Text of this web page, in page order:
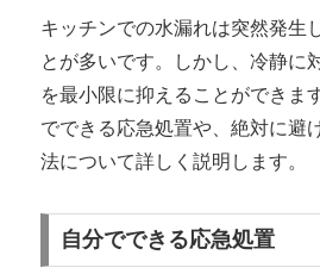
キッチンでの水漏れは突然発生
とが多いです。しかし、冷静に
を最小限に抑えることができま
でできる応急処置や、絶対に避
法について詳しく説明します。
自分でできる応急処置